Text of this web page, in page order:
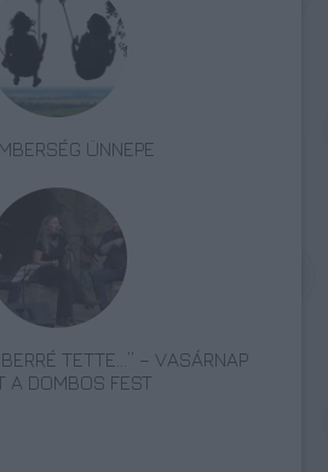
ÜNNEPE
TETTE…” – VASÁRNAP
A DOMBOS FEST